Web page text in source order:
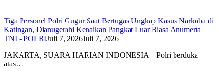
Tiga Personel Polri Gugur Saat Bertugas Ungkap Kasus Narkoba di
Katingan, Dianugerahi Kenaikan Pangkat Luar Biasa Anumerta
TNI - POLRIJuli 7, 2026Juli 7, 2026
JAKARTA, SUARA HARIAN INDONESIA – Polri berduka
atas…